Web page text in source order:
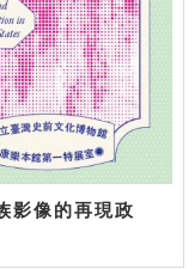
影像的再現政